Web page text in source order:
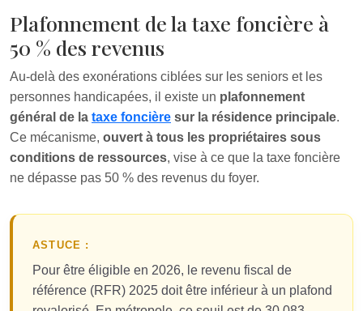
Plafonnement de la taxe foncière à
50 % des revenus
Au-delà des exonérations ciblées sur les seniors et les
personnes handicapées, il existe un plafonnement
général de la taxe foncière sur la résidence principale.
Ce mécanisme, ouvert à tous les propriétaires sous
conditions de ressources, vise à ce que la taxe foncière
ne dépasse pas 50 % des revenus du foyer.
ASTUCE :
Pour être éligible en 2026, le revenu fiscal de
référence (RFR) 2025 doit être inférieur à un plafond